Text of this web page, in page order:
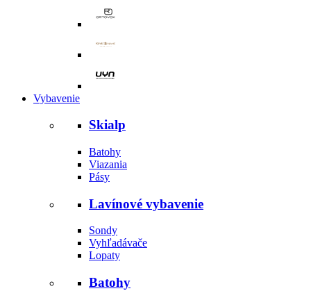
Vybavenie
Skialp
Batohy
Viazania
Pásy
Lavínové vybavenie
Sondy
Vyhľadávače
Lopaty
Batohy